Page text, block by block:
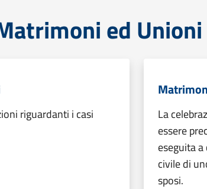
ed
riguardanti i casi
La
essere
eseguita
civile di
sposi.